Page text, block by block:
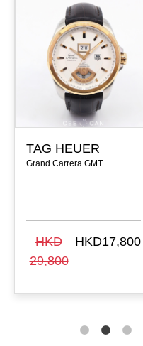
TAG HEUER
Grand Carrera GMT
HKD
29,800
HKD17,800